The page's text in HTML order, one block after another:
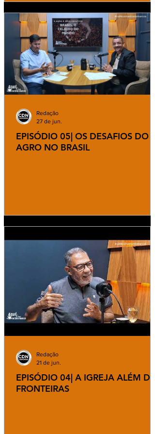
EPISÓDIO 05| OS DESAFIOS DO
AGRO NO BRASIL
Redação
27 de jun.
EPISÓDIO 04| A IGREJA ALÉM
FRONTEIRAS
Redação
21 de jun.